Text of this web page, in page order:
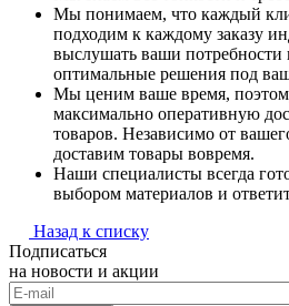
Мы понимаем, что каждый
подходим к каждому заказу
выслушать ваши потребности
оптимальные решения под
Мы ценим ваше время,
максимально оперативную
товаров. Независимо от
доставим товары вовремя.
Наши специалисты всегда
выбором материалов и
Назад к списку
Подписаться
на новости и акции